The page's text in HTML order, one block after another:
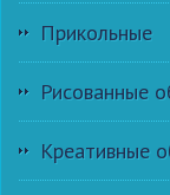
Прикольные
Рисованные
Креативные